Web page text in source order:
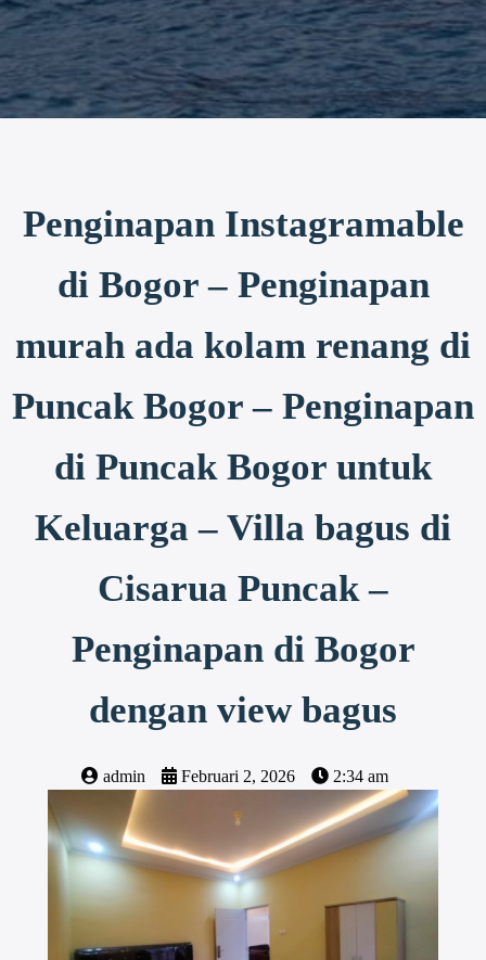
Penginapan Instagramable
di Bogor – Penginapan
murah ada kolam renang di
Puncak Bogor – Penginapan
di Puncak Bogor untuk
Keluarga – Villa bagus di
Cisarua Puncak –
Penginapan di Bogor
dengan view bagus
admin Februari 2, 2026 2:34 am